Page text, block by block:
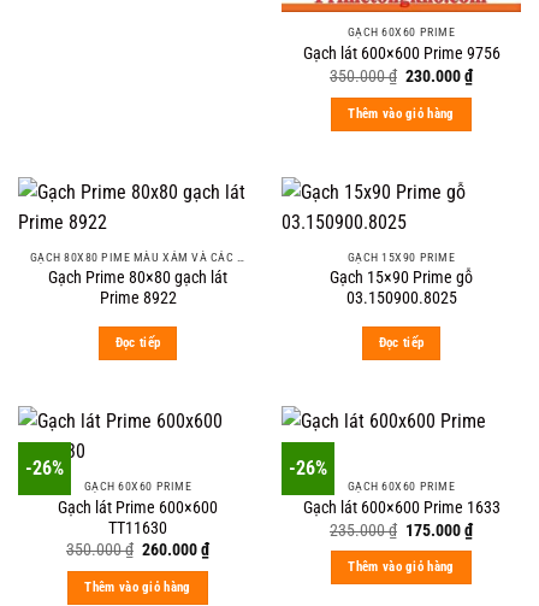
GẠCH 60X60 PRIME
Gạch lát 600×600 Prime 9756
350.000₫ Original
was:
350.000 ₫.
230.000₫Current
price
Thêm vào giỏ hàng
Gạch Prime 80×80 gạch lát
Prime 8922
Đọc tiếp
GẠCH 15X90 PRIME
Gạch 15×90 Prime gỗ
03.150900.8025
Đọc tiếp
-26%
GẠCH 60X60 PRIME
Gạch lát Prime 600×600
TT11630
350.000₫ Original
was:
350.000 ₫.
260.000₫Current
price
Thêm vào giỏ hàng
-26%
GẠCH 60X60 PRIME
Gạch lát 600×600 Prime 1633
235.000₫ Original
was:
235.000 ₫.
175.000₫Current
price
Thêm vào giỏ hàng